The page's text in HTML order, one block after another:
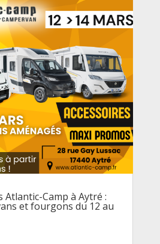
Camp à Aytré :
et fourgons du 12 au